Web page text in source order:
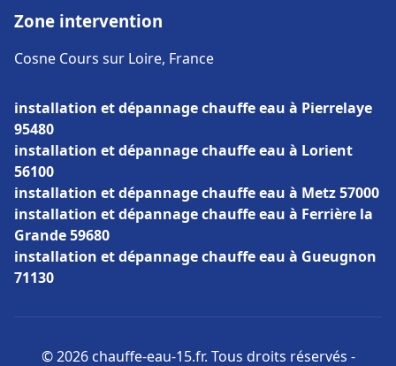
Zone intervention
Cosne Cours sur Loire, France
installation et dépannage chauffe eau à Pierrelaye
95480
installation et dépannage chauffe eau à Lorient
56100
installation et dépannage chauffe eau à Metz 57000
installation et dépannage chauffe eau à Ferrière la
Grande 59680
installation et dépannage chauffe eau à Gueugnon
71130
© 2026 chauffe-eau-15.fr. Tous droits réservés -